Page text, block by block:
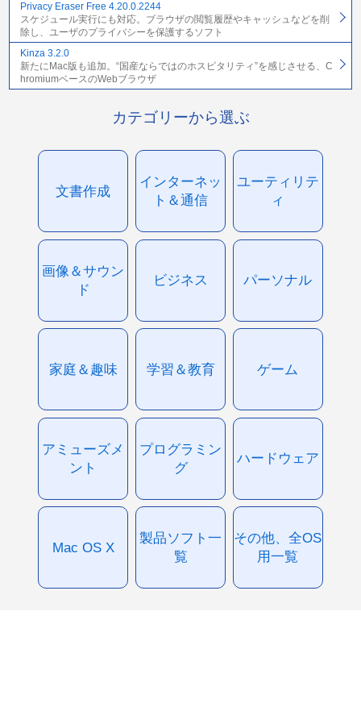
Privacy Eraser Free 4.20.0.2244
スケジュール実行にも対応。ブラウザの閲覧履歴やキャッシュなどを削
除し、ユーザのプライバシーを保護するソフト
Kinza 3.2.0
新たにMac版も追加。“国産ならではのホスピタリティ”を感じさせる、C
hromiumベースのWebブラウザ
カテゴリーから選ぶ
文書作成
インターネッ
ト＆通信
ユーティリテ
ィ
画像＆サウン
ド
ビジネス パーソナル
家庭＆趣味 学習＆教育 ゲーム
アミューズメ
ント
プログラミン
グ
ハードウェア
Mac OS X
製品ソフト一
覧
その他、全OS
用一覧